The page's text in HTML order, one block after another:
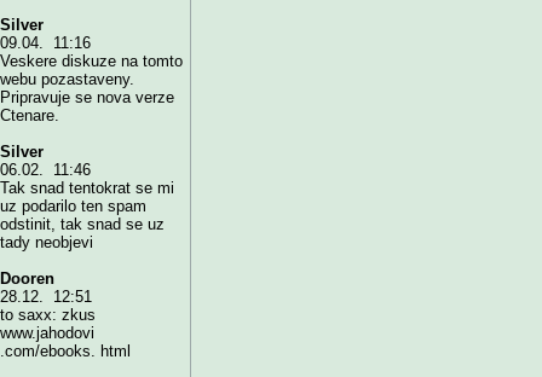
Silver
09.04. 11:16
Veskere diskuze na tomto
webu pozastaveny.
Pripravuje se nova verze
Ctenare.
Silver
06.02. 11:46
Tak snad tentokrat se mi
uz podarilo ten spam
odstinit, tak snad se uz
tady neobjevi
Dooren
28.12. 12:51
to saxx: zkus
www.jahodovi
.com/ebooks. html